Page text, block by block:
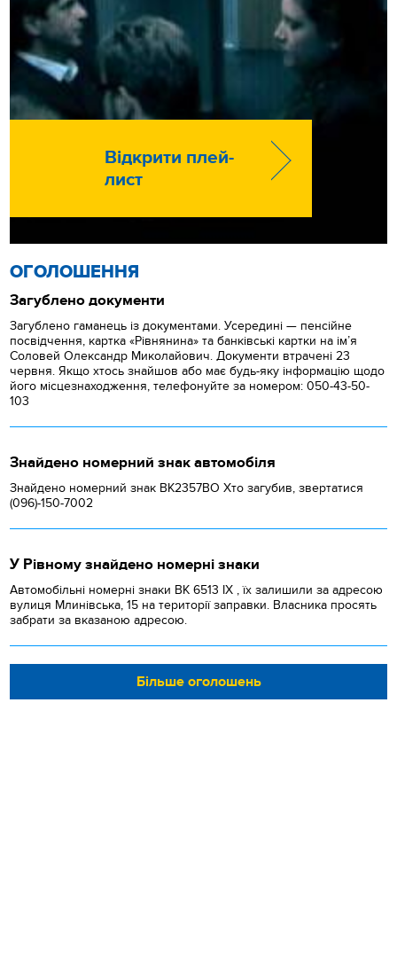
Відкрити плей-
лист
ОГОЛОШЕННЯ
Загублено документи
Загублено гаманець із документами. Усередині — пенсійне
посвідчення, картка «Рівнянина» та банківські картки на ім’я
Соловей Олександр Миколайович. Документи втрачені 23
червня. Якщо хтось знайшов або має будь-яку інформацію щодо
його місцезнаходження, телефонуйте за номером: 050-43-50-
103
Знайдено номерний знак автомобіля
Знайдено номерний знак ВК2357ВО Хто загубив, звертатися
(096)-150-7002
У Рівному знайдено номерні знаки
Автомобільні номерні знаки BK 6513 IX , їх залишили за адресою
вулиця Млинівська, 15 на території заправки. Власника просять
забрати за вказаною адресою.
Більше оголошень